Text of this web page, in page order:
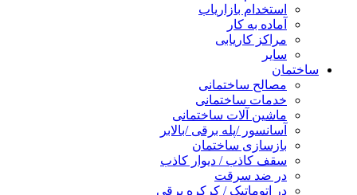
استخدام بازاریاب
آماده به کار
مراکز کاریابی
سایر
ساختمان
مصالح ساختمانی
خدمات ساختمانی
ماشین آلات ساختمانی
آسانسور /پله برقی /بالابر
بازسازی ساختمان
سقف کاذب / دیوار کاذب
در ضد سرقت
در اتوماتیک / کرکره برقی